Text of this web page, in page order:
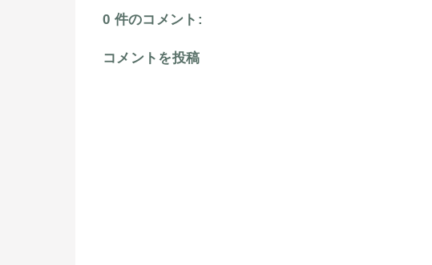
0 件のコメント:
コメントを投稿